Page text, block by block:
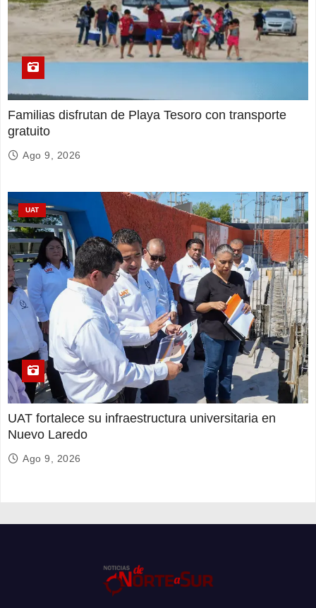
Familias disfrutan de Playa Tesoro con transporte
gratuito
Ago 9, 2026
UAT
UAT fortalece su infraestructura universitaria en
Nuevo Laredo
Ago 9, 2026